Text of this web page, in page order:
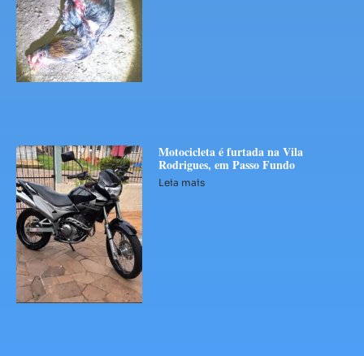
Motocicleta é furtada na Vila
Rodrigues, em Passo Fundo
Leia mais